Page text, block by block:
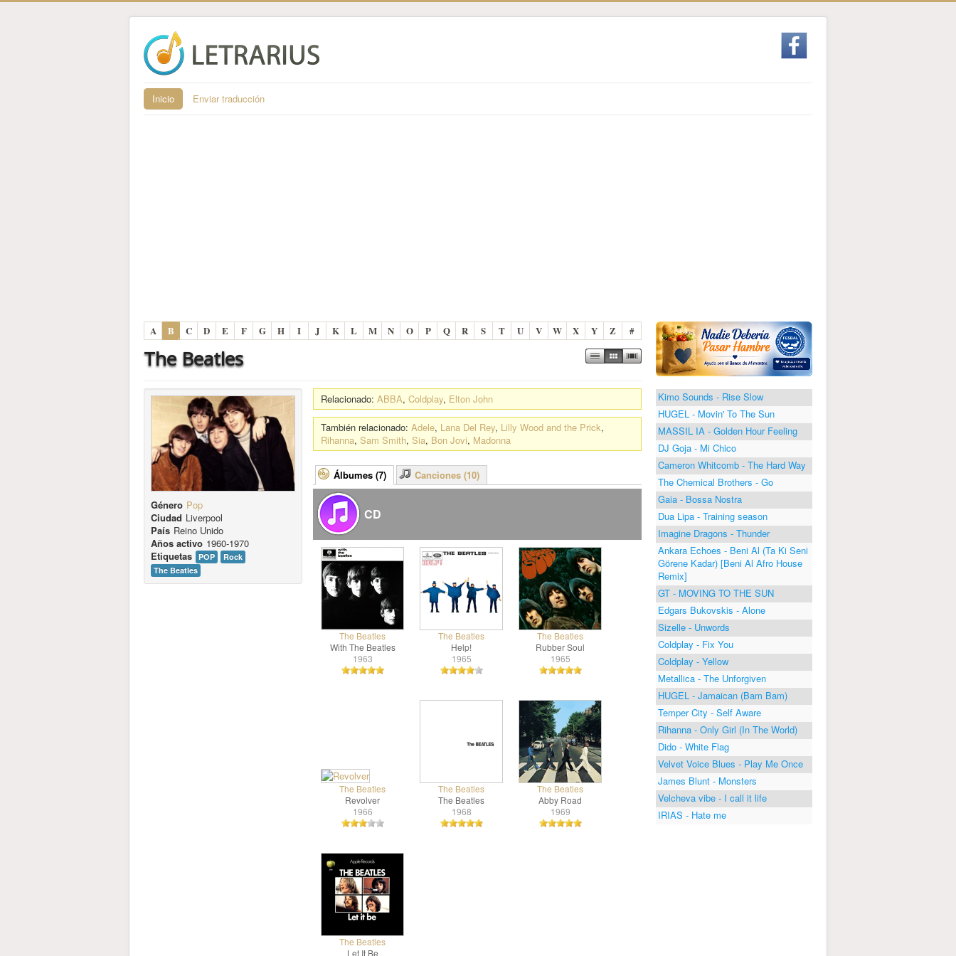
Inicio Enviar traducción
A B C D E F G H I J K L M N O P Q R S T U V W X Y Z #
The Beatles
Género Pop
Ciudad Liverpool
País Reino Unido
Años activo 1960-1970
Etiquetas POP
Rock
The Beatles
Relacionado:ABBA,Coldplay, Elton John
También relacionado:Adele, Lana Del Rey, Lilly Wood and the Prick,
Rihanna,Sam Smith,Sia, Bon Jovi, Madonna
Álbumes (7) Canciones (10)
CD
The Beatles
With The Beatles
1963
The Beatles
Help!
1965
The Beatles
Rubber Soul
1965
The Beatles
Revolver
1966
The Beatles
The Beatles
1968
The Beatles
Abby Road
1969
The Beatles
Let It Be
Kimo Sounds - Rise Slow
HUGEL - Movin' To The Sun
MASSIL IA - Golden Hour Feeling
DJ Goja - Mi Chico
Cameron Whitcomb - The Hard Way
The Chemical Brothers - Go
Gaia - Bossa Nostra
Dua Lipa - Training season
Imagine Dragons - Thunder
Ankara Echoes - Beni Al (Ta Ki Seni
Görene Kadar) [Beni Al Afro House
Remix]
GT - MOVING TO THE SUN
Edgars Bukovskis - Alone
Sizelle - Unwords
Coldplay - Fix You
Coldplay - Yellow
Metallica - The Unforgiven
HUGEL - Jamaican (Bam Bam)
Temper City - Self Aware
Rihanna - Only Girl (In The World)
Dido - White Flag
Velvet Voice Blues - Play Me Once
James Blunt - Monsters
Velcheva vibe - I call it life
IRIAS - Hate me